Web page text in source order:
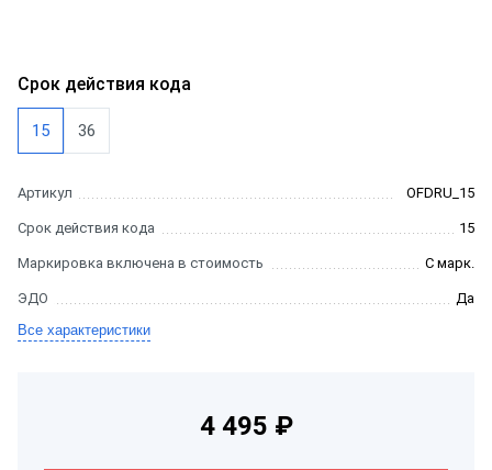
Срок действия кода
15 36
Артикул OFDRU_15
Срок действия кода 15
Маркировка включена в стоимость С марк.
ЭДО
Да
Все характеристики
4 495 ₽